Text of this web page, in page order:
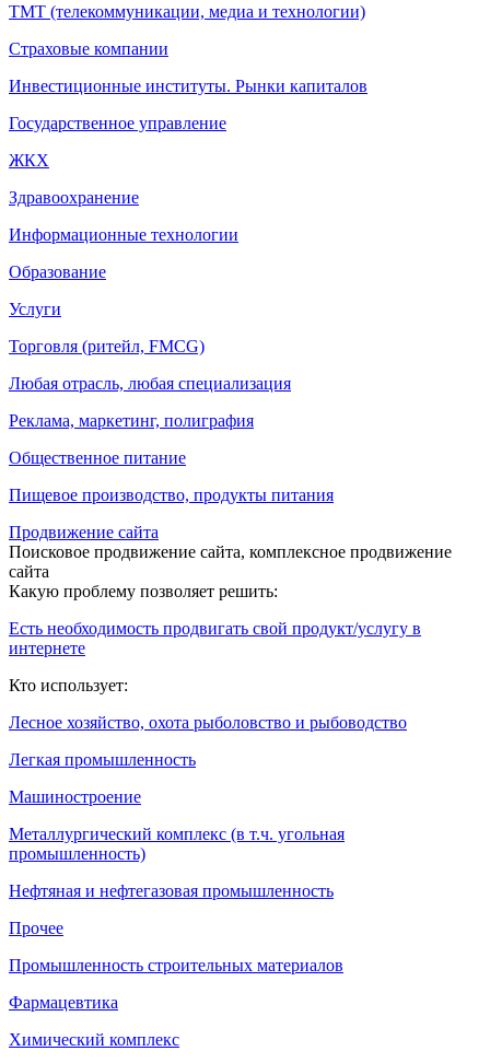
ТМТ (телекоммуникации, медиа и технологии)
Страховые компании
Инвестиционные институты. Рынки капиталов
Государственное управление
ЖКХ
Здравоохранение
Информационные технологии
Образование
Услуги
Торговля (ритейл, FMCG)
Любая отрасль, любая специализация
Реклама, маркетинг, полиграфия
Общественное питание
Пищевое производство, продукты питания
Продвижение сайта
Поисковое продвижение сайта, комплексное продвижение
сайта
Какую проблему позволяет решить:
Есть необходимость продвигать свой продукт/услугу в
интернете
Кто использует:
Лесное хозяйство, охота рыболовство и рыбоводство
Легкая промышленность
Машиностроение
Металлургический комплекс (в т.ч. угольная
промышленность)
Нефтяная и нефтегазовая промышленность
Прочее
Промышленность строительных материалов
Фармацевтика
Химический комплекс